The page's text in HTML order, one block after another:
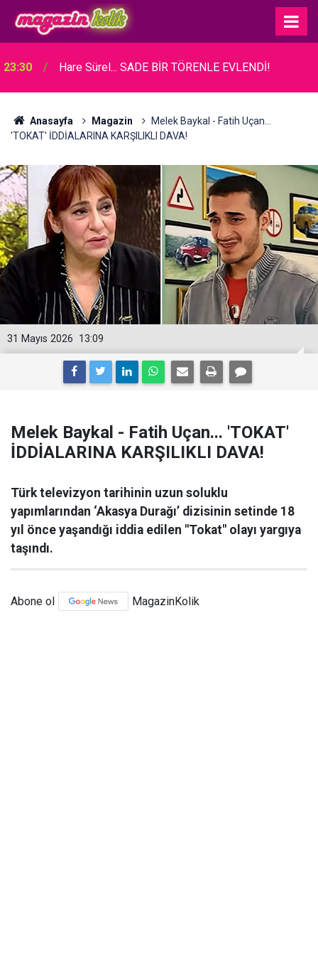
23:30 Hare Sürel... SADE BİR TÖRENLE EVLENDİ!
Anasayfa Magazin
Melek Baykal - Fatih Uçan...
'TOKAT' İDDİALARINA KARŞILIKLI DAVA!
13:09
31 Mayıs 2026
Melek Baykal - Fatih Uçan... 'TOKAT'
İDDİALARINA KARŞILIKLI DAVA!
Türk televizyon tarihinin uzun soluklu
yapımlarından ‘Akasya Durağı’ dizisinin setinde 18
yıl önce yaşandığı iddia edilen "Tokat" olayı yargıya
taşındı.
Abone ol MagazinKolik